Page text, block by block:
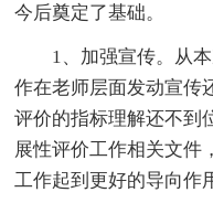
今后奠定了基础。
1、加强宣传。从本
作在老师层面发动宣传
评价的指标理解还不到
展性评价工作相关文件
工作起到更好的导向作